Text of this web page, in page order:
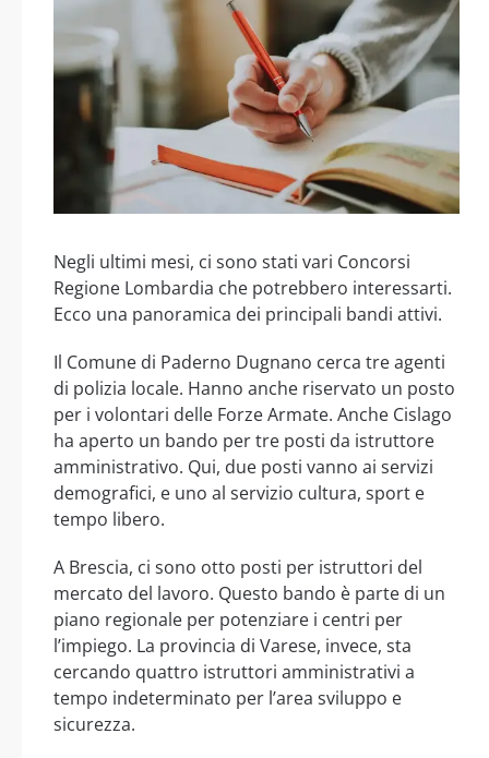
Negli ultimi mesi, ci sono stati vari Concorsi
Regione Lombardia che potrebbero interessarti.
Ecco una panoramica dei principali bandi attivi.
Il Comune di Paderno Dugnano cerca tre agenti
di polizia locale. Hanno anche riservato un posto
per i volontari delle Forze Armate. Anche Cislago
ha aperto un bando per tre posti da istruttore
amministrativo. Qui, due posti vanno ai servizi
demografici, e uno al servizio cultura, sport e
tempo libero.
A Brescia, ci sono otto posti per istruttori del
mercato del lavoro. Questo bando è parte di un
piano regionale per potenziare i centri per
l’impiego. La provincia di Varese, invece, sta
cercando quattro istruttori amministrativi a
tempo indeterminato per l’area sviluppo e
sicurezza.